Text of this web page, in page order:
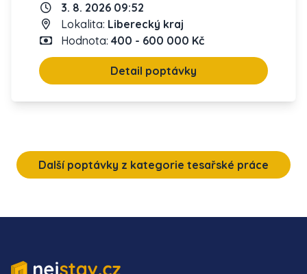
3. 8. 2026 09:52
Lokalita: Liberecký kraj
Hodnota: 400 - 600 000 Kč
Detail poptávky
Další poptávky z kategorie tesařské práce